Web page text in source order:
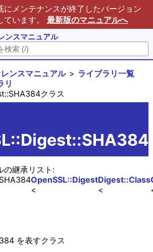
にメンテナンスが終了したバージョン
います。 最新版のマニュアルへ
ンスマニュアル
ンスマニュアル
ライブラリ一覧
リ
クラス
の継承リスト:
Digest::Class
OpenSSL::Digest
を表すクラス